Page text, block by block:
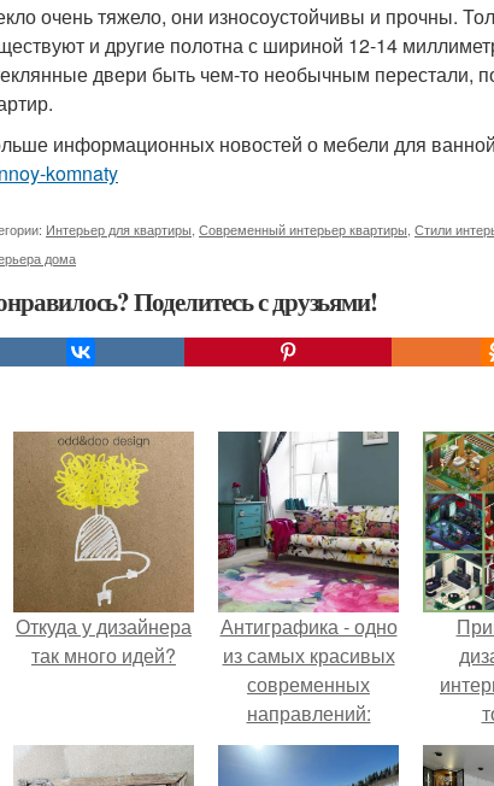
очень тяжело, они износоустойчивы и прочны.
и другие полотна с шириной 12-14
двери быть чем-то необычным перестали,
информационных новостей о мебели для
komnaty
Интерьер для квартиры Современный интерьер квартиры Стили
дома
Поделитесь с друзьями!
Откуда у дизайнера
так много идей?
Антиграфика - одно
из самых красивых
современных
направлений:
размытые
акварельные пятна,